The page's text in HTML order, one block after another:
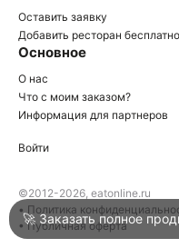
Войти
Написать в техподдержку
Оставить заявку
Добавить ресторан бесплатно
Основное
О нас
Что с моим заказом?
Информация для партнеров
Войти
©2012-2026, eatonline.ru
• Политика
• Публичная оферта
🚀 Заказать полное